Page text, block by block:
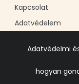
Adatvédelmi
hogyan
Kapcsolat
Adatvédelem